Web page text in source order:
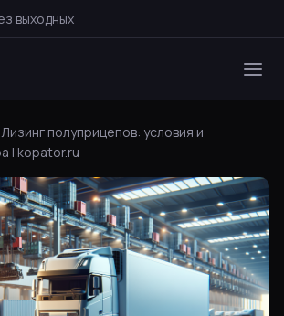
выходных
Лизинг полуприцепов: условия и
| kopator.ru